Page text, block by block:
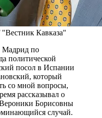
Кавказа"
Мадрид по
политической
посол в Испании
который
со мной вопросы,
рассказывал о
Борисовны
случай.